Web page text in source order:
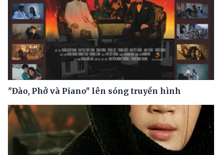
"Đào, Phở và Piano" lên sóng truyền hình